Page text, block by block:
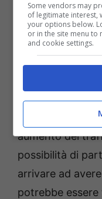
Rimodulazione prezzi
– geekit.it
C’è da
piano Consumer
, che
aumento del
possibilità di
arrivare ad
potrebbe
Some vendors may
of legitimate interest,
your options below.
or in the site menu to
and cookie settings.